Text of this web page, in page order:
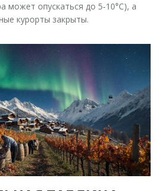
может опускаться до 5‑10°C), а
курорты закрыты.